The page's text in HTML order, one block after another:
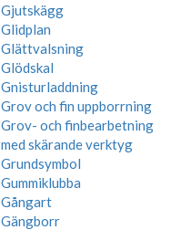
Gjutskägg
Glidplan
Glättvalsning
Glödskal
Gnisturladdning
Grov och fin uppborrning
Grov- och finbearbetning
med skärande verktyg
Grundsymbol
Gummiklubba
Gångart
Gängborr